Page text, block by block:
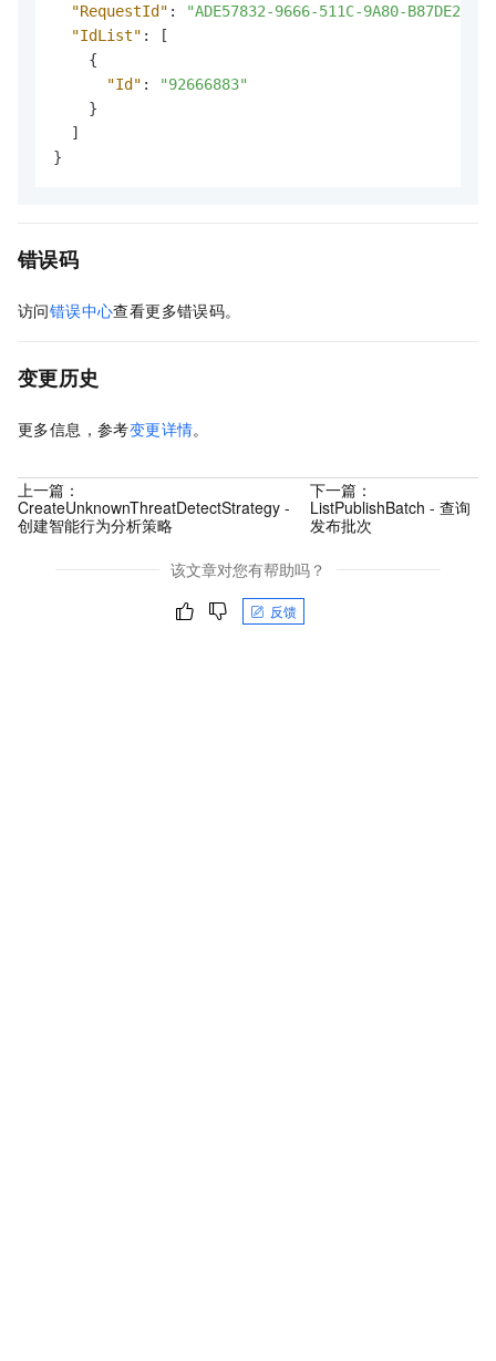
"RequestId" :
"ADE57832-9666-511C-9A80-
"IdList" :
[
{
"Id" :
"92666883"
}
]
}
错误码
访问错误中心查看更多错误码。
变更历史
更多信息，参考变更详情。
上一篇：
CreateUnknownThreatDetectStrategy -
创建智能行为分析策略
下一篇：
ListPublishBatch - 查询
发布批次
该文章对您有帮助吗？
反馈